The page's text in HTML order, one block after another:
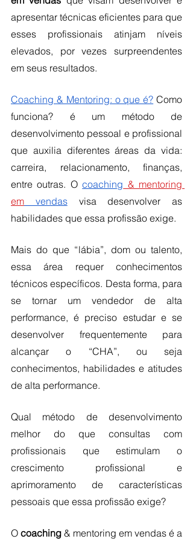
apresentar técnicas eficientes para que
esses profissionais atinjam níveis
elevados, por vezes surpreendentes
em seus resultados.
Coaching & Mentoring: o que é? Como
funciona? é um método de
desenvolvimento pessoal e profissional
que auxilia diferentes áreas da vida:
carreira, relacionamento, finanças,
entre outras. O coaching & mentoring
em vendas
visa desenvolver as
habilidades que essa profissão exige.
Mais do que “lábia”, dom ou talento,
essa área requer conhecimentos
técnicos específicos. Desta forma, para
se tornar um vendedor de alta
performance, é preciso estudar e se
desenvolver frequentemente para
alcançar o “CHA”, ou seja
conhecimentos, habilidades e atitudes
de alta performance.
Qual método de desenvolvimento
melhor do que consultas com
profissionais que estimulam o
crescimento profissional e
aprimoramento de características
pessoais que essa profissão exige?
O coaching & mentoring em vendas é a